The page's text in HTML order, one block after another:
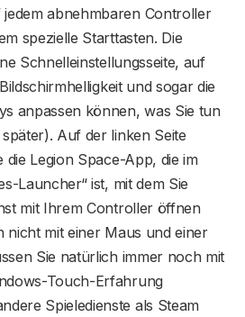
abnehmbaren Controller
spezielle Starttasten. Die
Schnelleinstellungsseite, auf
und sogar die
anpassen können, was Sie tun
Auf der linken Seite
Legion Space-App, die im
Launcher“ ist, mit dem Sie
mit Ihrem Controller öffnen
nicht mit einer Maus und einer
Sie natürlich immer noch mit
Touch-Erfahrung
Spieledienste als Steam